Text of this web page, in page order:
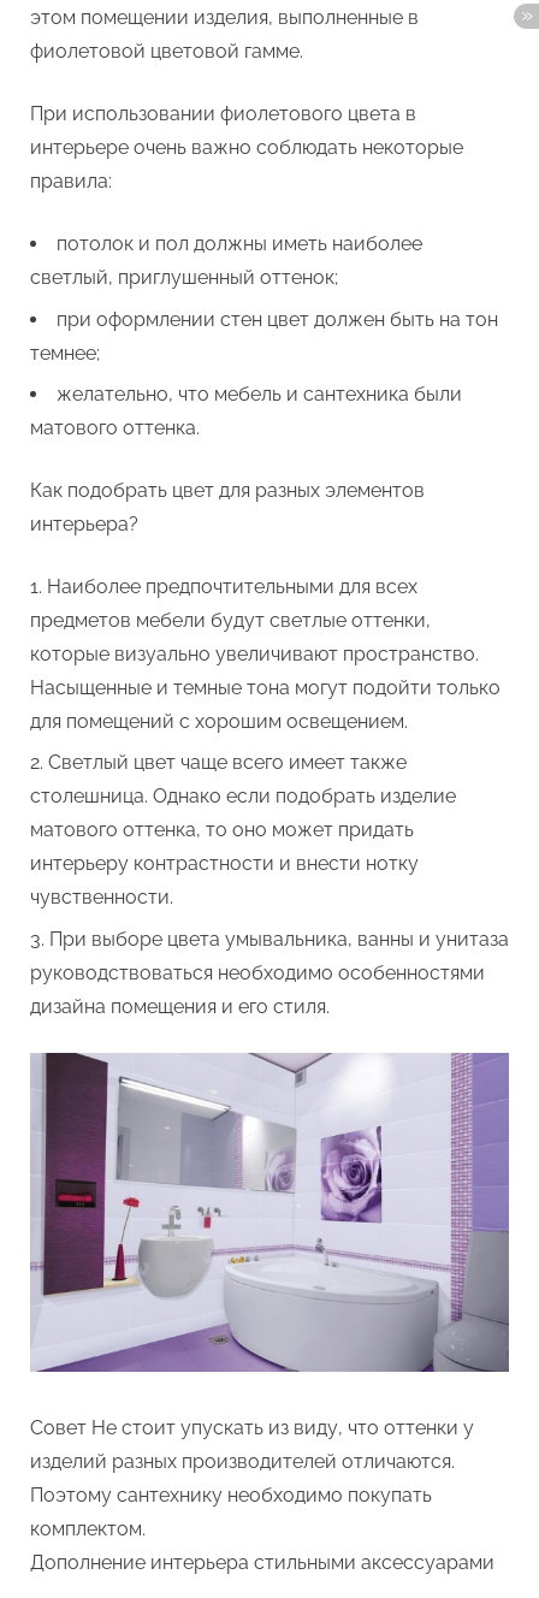
этом помещении изделия, выполненные в
фиолетовой цветовой гамме.
При использовании фиолетового цвета в
интерьере очень важно соблюдать некоторые
правила:
потолок и пол должны иметь наиболее
светлый, приглушенный оттенок;
при оформлении стен цвет должен быть на тон
темнее;
желательно, что мебель и сантехника были
матового оттенка.
Как подобрать цвет для разных элементов
интерьера?
Наиболее предпочтительными для всех
предметов мебели будут светлые оттенки,
которые визуально увеличивают пространство.
Насыщенные и темные тона могут подойти только
для помещений с хорошим освещением.
Светлый цвет чаще всего имеет также
столешница. Однако если подобрать изделие
матового оттенка, то оно может придать
интерьеру контрастности и внести нотку
чувственности.
При выборе цвета умывальника, ванны и унитаза
руководствоваться необходимо особенностями
дизайна помещения и его стиля.
Совет Не стоит упускать из виду, что оттенки у
изделий разных производителей отличаются.
Поэтому сантехнику необходимо покупать
комплектом.
Дополнение интерьера стильными аксессуарами